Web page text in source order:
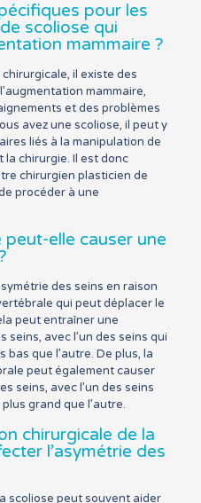
pour les
scoliose qui
mammaire ?
il existe des
mammaire,
et des problèmes
avez une scoliose, il peut y
liés à la manipulation de
chirurgie. Il est donc
chirurgien plasticien de
procéder à une
elle causer une
des seins en raison
qui peut déplacer le
peut entraîner une
avec l’un des seins qui
que l’autre. De plus, la
peut également causer
seins, avec l’un des seins
grand que l’autre.
chirurgicale de la
l’asymétrie des
scoliose peut souvent aider